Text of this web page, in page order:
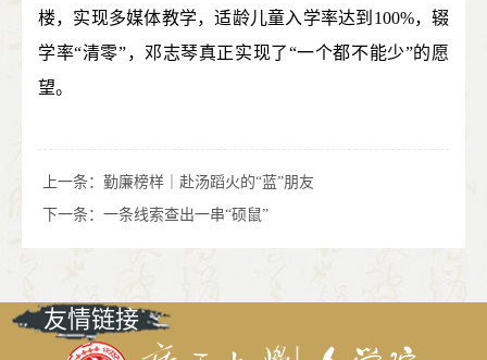
楼，实现多媒体教学，适龄儿童入学率达到100%，辍
学率“清零”，邓志琴真正实现了“一个都不能少”的愿
望。
上一条： 勤廉榜样｜赴汤蹈火的“蓝”朋友
下一条： 一条线索查出一串“硕鼠”
友情链接